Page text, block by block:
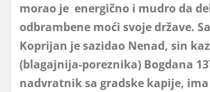
morao je energično i mudro da
odbrambene moći svoje države.
Koprijan je sazidao Nenad, sin
(blagajnija-poreznika) Bogdana
nadvratnik sa gradske kapije,